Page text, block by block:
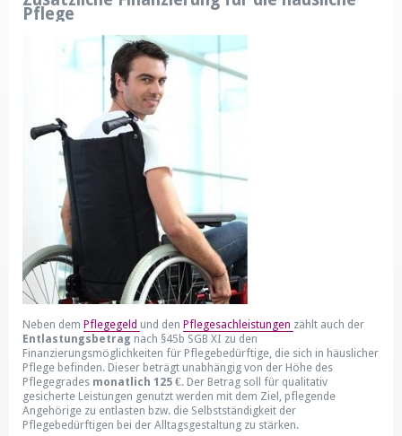
Pflege
Neben dem Pflegegeld und den Pflegesachleistungen zählt auch der
Entlastungsbetrag nach §45b SGB XI zu den
Finanzierungsmöglichkeiten für Pflegebedürftige, die sich in häuslicher
Pflege befinden. Dieser beträgt unabhängig von der Höhe des
Pflegegrades monatlich 125 €. Der Betrag soll für qualitativ
gesicherte Leistungen genutzt werden mit dem Ziel, pflegende
Angehörige zu entlasten bzw. die Selbstständigkeit der
Pflegebedürftigen bei der Alltagsgestaltung zu stärken.